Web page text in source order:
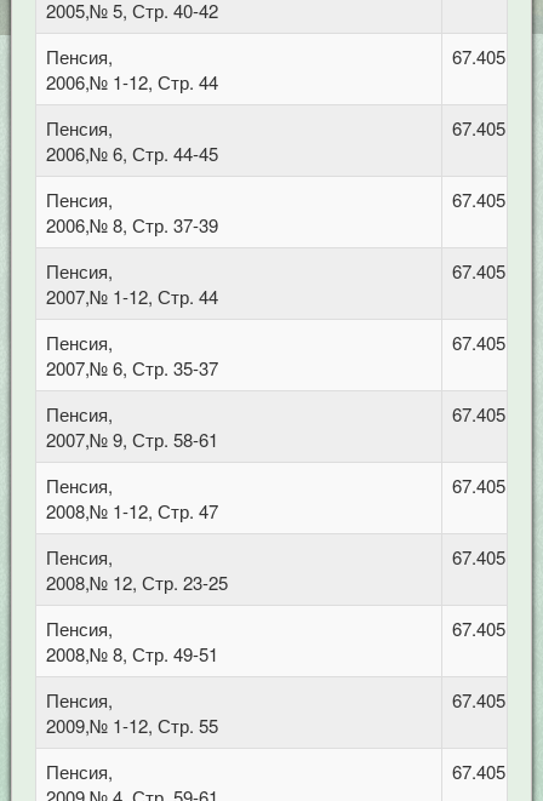
2005,№ 5, Стр. 40-42
Пенсия,
2006,№ 1-12, Стр. 44
67.405
Пенсия,
2006,№ 6, Стр. 44-45
67.405
Пенсия,
2006,№ 8, Стр. 37-39
67.405
Пенсия,
2007,№ 1-12, Стр. 44
67.405
Пенсия,
2007,№ 6, Стр. 35-37
67.405
Пенсия,
2007,№ 9, Стр. 58-61
67.405
Пенсия,
2008,№ 1-12, Стр. 47
67.405
Пенсия,
2008,№ 12, Стр. 23-25
67.405
Пенсия,
2008,№ 8, Стр. 49-51
67.405
Пенсия,
2009,№ 1-12, Стр. 55
67.405
Пенсия,
67.405